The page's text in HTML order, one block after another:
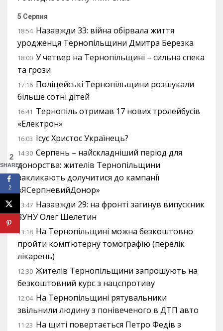
5 Серпня
18:54 Назавжди 33: війна обірвала життя
уродженця Тернопільщини Дмитра Березка
18:00 У четвер на Тернопільщині – сильна спека
та грози
17:16 Поліцейські Тернопільщини розшукали
більше сотні дітей
16:41 Тернопіль отримав 17 нових тролейбусів
«Електрон»
16:03 Ісус Христос Українець?
14:30 Серпень – найскладніший період для
донорства: жителів Тернопільщини
закликають долучитися до кампанії
«ЯСерпневийДонор»
13:47 Назавжди 29: на фронті загинув випускник
ЗУНУ Олег Шелетин
13:18 На Тернопільщині можна безкоштовно
пройти комп’ютерну томографію (перелік
лікарень)
12:30 Жителів Тернопільщини запрошують на
безкоштовний курс з нацспротиву
12:04 На Тернопільщині рятувальники
звільнили людину з понівеченого в ДТП авто
11:23 На щиті повертається Петро Федів з
2
SHARES
2